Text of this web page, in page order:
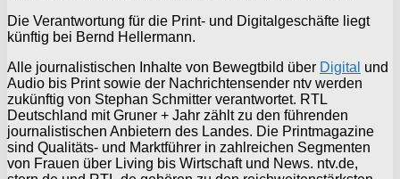
Die Verantwortung für die Print- und Digitalgeschäfte liegt
künftig bei Bernd Hellermann.
Alle journalistischen Inhalte von Bewegtbild über Digital und
Audio bis Print sowie der Nachrichtensender ntv werden
zukünftig von Stephan Schmitter verantwortet. RTL
Deutschland mit Gruner + Jahr zählt zu den führenden
journalistischen Anbietern des Landes. Die Printmagazine
sind Qualitäts- und Marktführer in zahlreichen Segmenten
von Frauen über Living bis Wirtschaft und News. ntv.de,